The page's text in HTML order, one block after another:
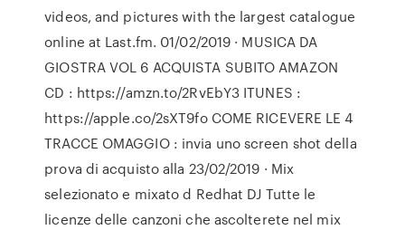
videos, and pictures with the largest catalogue
online at Last.fm. 01/02/2019 · MUSICA DA
GIOSTRA VOL 6 ACQUISTA SUBITO AMAZON
CD : https://amzn.to/2RvEbY3 ITUNES :
https://apple.co/2sXT9fo COME RICEVERE LE 4
TRACCE OMAGGIO : invia uno screen shot della
prova di acquisto alla 23/02/2019 · Mix
selezionato e mixato d Redhat DJ Tutte le
licenze delle canzoni che ascolterete nel mix